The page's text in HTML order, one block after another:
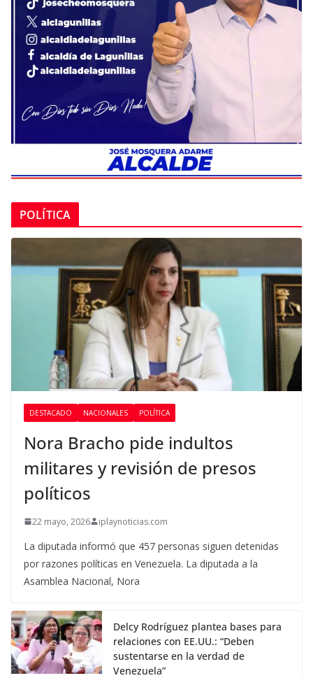
POLÍTICA
DESTACADO NACIONALES POLÍTICA
Nora Bracho pide indultos
militares y revisión de presos
políticos
22 mayo, 2026 iplaynoticias.com
La diputada informó que 457 personas siguen detenidas
por razones políticas en Venezuela. La diputada a la
Asamblea Nacional, Nora
Delcy Rodríguez plantea bases para
relaciones con EE.UU.: “Deben
sustentarse en la verdad de
Venezuela”